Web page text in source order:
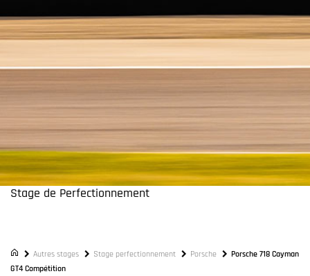
Stage de Perfectionnement
Autres stages Stage perfectionnement Porsche
Porsche 718 Cayman
GT4 Compétition